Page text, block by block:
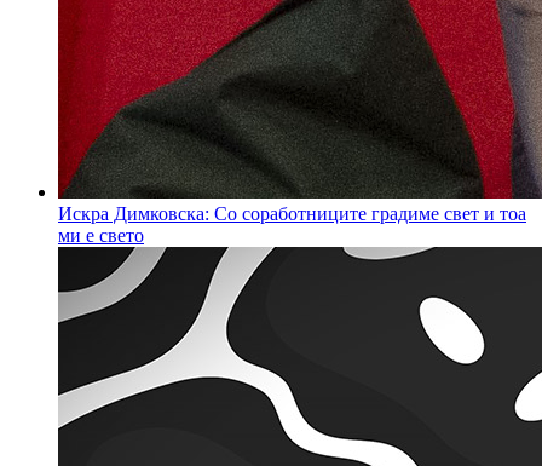
Искра Димковска: Со соработниците градиме свет и тоа
ми е свето